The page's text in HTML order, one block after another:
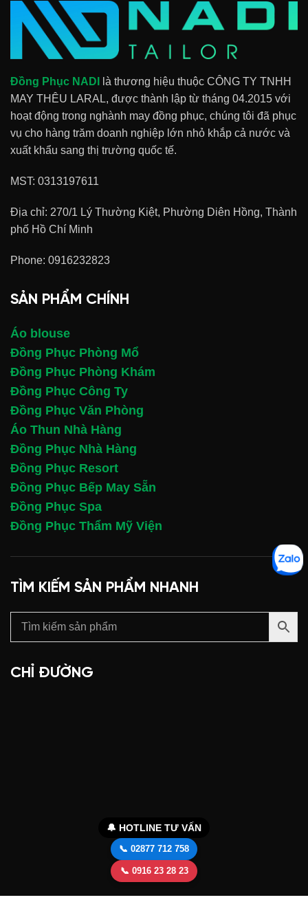
Đồng Phục NADI
là thương hiệu thuộc CÔNG TY TNHH
MAY THÊU LARAL, được thành lập từ tháng 04.2015 với
hoạt động trong nghành may đồng phục, chúng tôi đã phục
vụ cho hàng trăm doanh nghiệp lớn nhỏ khắp cả nước và
xuất khẩu sang thị trường quốc tế.
MST: 0313197611
Địa chỉ: 270/1 Lý Thường Kiệt, Phường Diên Hồng, Thành
phố Hồ Chí Minh
Phone: 0916232823
SẢN PHẨM CHÍNH
Áo blouse
Đồng Phục Phòng Mổ
Đồng Phục Phòng Khám
Đồng Phục Công Ty
Đồng Phục Văn Phòng
Áo Thun Nhà Hàng
Đồng Phục Nhà Hàng
Đồng Phục Resort
Đồng Phục Bếp May Sẵn
Đồng Phục Spa
Đồng Phục Thẩm Mỹ Viện
TÌM KIẾM SẢN PHẨM NHANH
CHỈ ĐƯỜNG
🔔 HOTLINE TƯ VẤN
📞 02877 712 758
📞 0916 23 28 23